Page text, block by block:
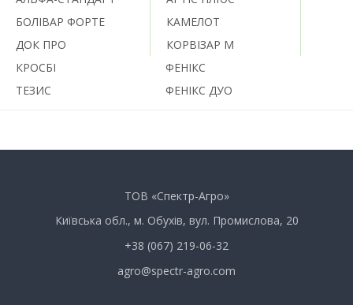
БОЛІВАР ФОРТЕ
ДОК ПРО
КАМЕЛОТ
КОРВІЗАР М
КРОСБІ
ТЕЗИС
ФЕНІКС
ФЕНІКС ДУО
ТОВ «Спектр-Агро»
Київська обл., м. Обухів, вул. Промислова, 20
+38 (067) 219-06-32
agro@spectr-agro.com